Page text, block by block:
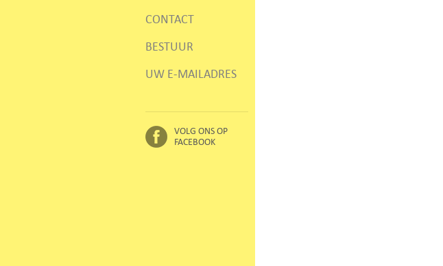
CONTACT
BESTUUR
UW E-MAILADRES
VOLG ONS OP
FACEBOOK